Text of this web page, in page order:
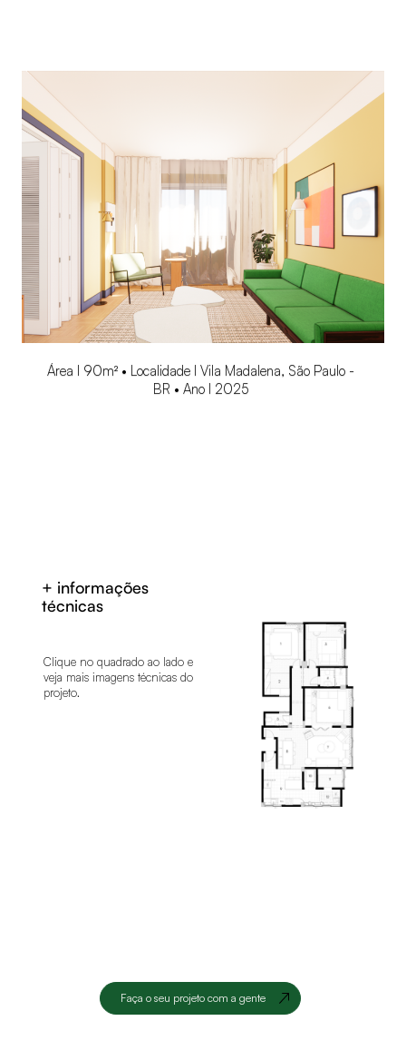
Área l 90m² • Localidade l Vila Madalena, São Paulo -
BR • Ano l 2025
+ informações
técnicas
Clique no quadrado ao lado e
veja mais imagens técnicas do
projeto.
Faça o seu projeto com a gente